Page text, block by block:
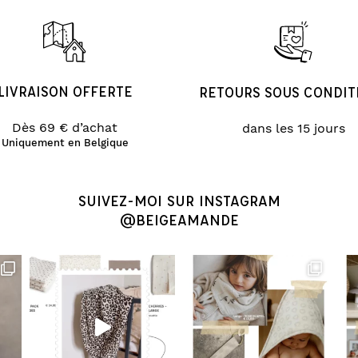
OFFERTE
Dès 69 € d’achat
Uniquement en Belgique
RETOURS SOUS
dans les 15 jours
SUIVEZ-MOI SUR INSTAGRAM
@BEIGEAMANDE